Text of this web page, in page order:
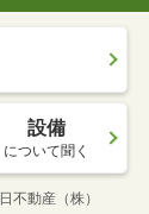
設備
について聞く
不動産（株）